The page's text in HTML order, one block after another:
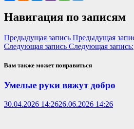
Навигация по записям
Предыдущая запись Предыдущая
Следующая запись Следующая запись:
Вам также может понравиться
Умелые руки вяжут добро
30.04.2026 14:2626.06.2026 14:26